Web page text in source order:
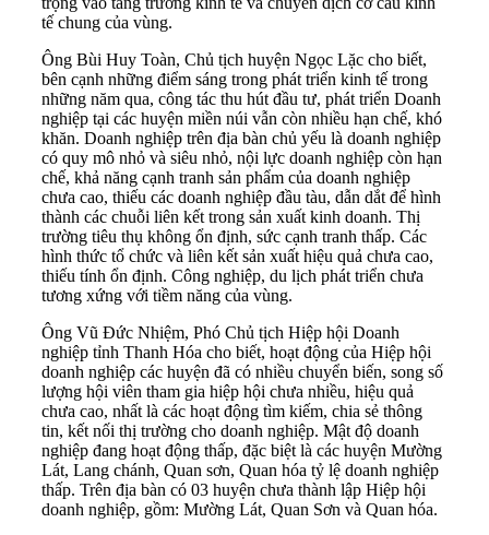
tế chung của vùng.
Ông Bùi Huy Toàn, Chủ tịch huyện Ngọc Lặc cho biết,
bên cạnh những điểm sáng trong phát triển kinh tế trong
những năm qua, công tác thu hút đầu tư, phát triển Doanh
nghiệp tại các huyện miền núi vẫn còn nhiều hạn chế, khó
khăn. Doanh nghiệp trên địa bàn chủ yếu là doanh nghiệp
có quy mô nhỏ và siêu nhỏ, nội lực doanh nghiệp còn hạn
chế, khả năng cạnh tranh sản phẩm của doanh nghiệp
chưa cao, thiếu các doanh nghiệp đầu tàu, dẫn dắt để hình
thành các chuỗi liên kết trong sản xuất kinh doanh. Thị
trường tiêu thụ không ổn định, sức cạnh tranh thấp. Các
hình thức tổ chức và liên kết sản xuất hiệu quả chưa cao,
thiếu tính ổn định. Công nghiệp, du lịch phát triển chưa
tương xứng với tiềm năng của vùng.
Ông Vũ Đức Nhiệm, Phó Chủ tịch Hiệp hội Doanh
nghiệp tỉnh Thanh Hóa cho biết, hoạt động của Hiệp hội
doanh nghiệp các huyện đã có nhiều chuyển biến, song số
lượng hội viên tham gia hiệp hội chưa nhiều, hiệu quả
chưa cao, nhất là các hoạt động tìm kiếm, chia sẻ thông
tin, kết nối thị trường cho doanh nghiệp. Mật độ doanh
nghiệp đang hoạt động thấp, đặc biệt là các huyện Mường
Lát, Lang chánh, Quan sơn, Quan hóa tỷ lệ doanh nghiệp
thấp. Trên địa bàn có 03 huyện chưa thành lập Hiệp hội
doanh nghiệp, gồm: Mường Lát, Quan Sơn và Quan hóa.